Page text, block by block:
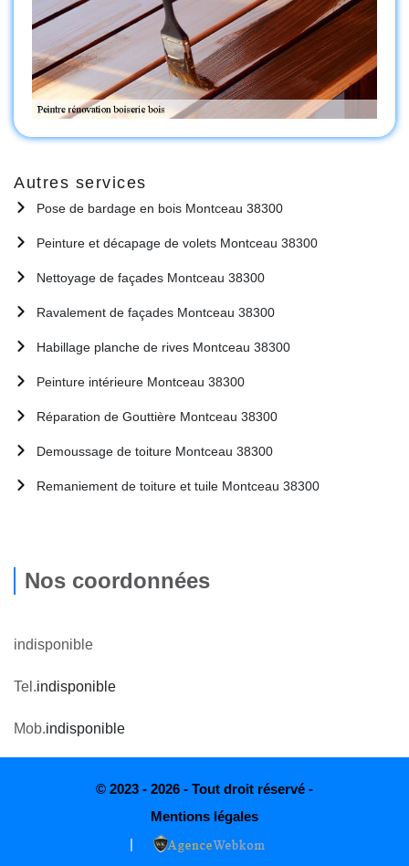
Autres services
Pose de bardage en bois Montceau 38300
Peinture et décapage de volets Montceau 38300
Nettoyage de façades Montceau 38300
Ravalement de façades Montceau 38300
Habillage planche de rives Montceau 38300
Peinture intérieure Montceau 38300
Réparation de Gouttière Montceau 38300
Demoussage de toiture Montceau 38300
Remaniement de toiture et tuile Montceau 38300
Nos coordonnées
indisponible
Tel.indisponible
Mob.indisponible
© 2023 - 2026 - Tout droit réservé -
Mentions légales
|